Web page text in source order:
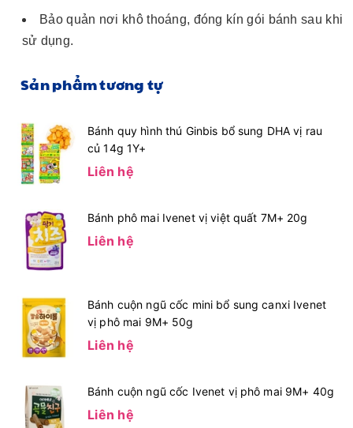
Bảo quản nơi khô thoáng, đóng kín gói bánh sau khi
sử dụng.
Sản phẩm tương tự
Bánh quy hình thú Ginbis bổ sung DHA vị rau
củ 14g 1Y+
Liên hệ
Bánh phô mai Ivenet vị việt quất 7M+ 20g
Liên hệ
Bánh cuộn ngũ cốc mini bổ sung canxi Ivenet
vị phô mai 9M+ 50g
Liên hệ
Bánh cuộn ngũ cốc Ivenet vị phô mai 9M+ 40g
Liên hệ